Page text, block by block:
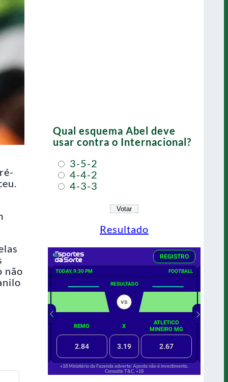
não
Qual esquema Abel deve
usar contra o Internacional?
3-5-2
4-4-2
4-3-3
Resultado